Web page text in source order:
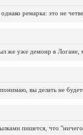
ремарка: это не
же уже демонр в Логане,
вы делать не
пишется, что "ничего